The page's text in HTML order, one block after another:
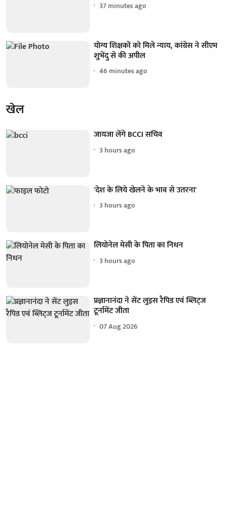
37 minutes ago
योग्य शिक्षकों को मिले न्याय, कांग्रेस ने सीएम
शुभेंदु से की अपील
46 minutes ago
खेल
जायजा लेंगे BCCI सचिव
3 hours ago
'देश के लिये खेलने के भाव से उतरना'
3 hours ago
लियोनेल मेसी के पिता का निधन
3 hours ago
प्रज्ञानानंदा ने सेंट लुइस रैपिड एवं ब्लिट्ज
टूर्नामेंट जीता
07 Aug 2026